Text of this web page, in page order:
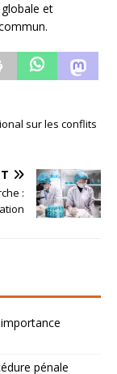
et
sur les conflits
:
pénale